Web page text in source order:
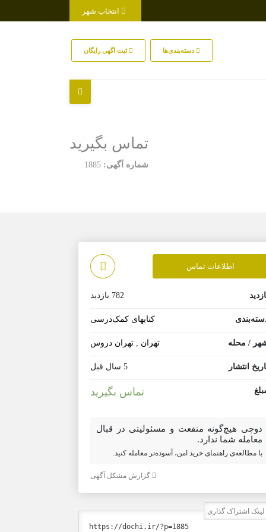
دسته‌بندی‌ها ثبت اگهی رایگان
تماس بگیرید
شماره آگهی: 1885
اطلاعات تماس
782 بازدید
کتابهای کمک‌درسی
/ محله تهران تهران دروس
انتشار 5 سال قبل
تماس بگیرید
دوچی هیچ‌گونه منفعت و مسئولیتی در قبال
معامله شما ندارد.
با مطالعه‌ی راهنمای خرید امن، آسوده‌تر معامله کنید.
گزارش مشکل آگهی
لینک اشتراک گذاری